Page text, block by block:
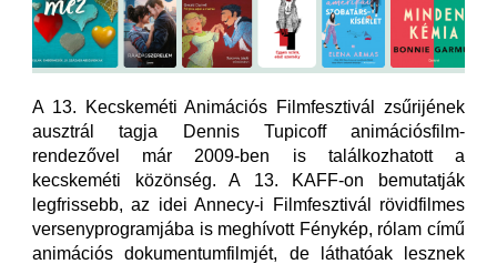
A 13. Kecskeméti Animációs Filmfesztivál zsűrijének
ausztrál tagja Dennis Tupicoff animációsfilm-
rendezővel már 2009-ben is találkozhatott a
kecskeméti közönség. A 13. KAFF-on bemutatják
legfrissebb, az idei Annecy-i Filmfesztivál rövidfilmes
versenyprogramjába is meghívott Fénykép, rólam című
animációs dokumentumfilmjét, de láthatóak lesznek